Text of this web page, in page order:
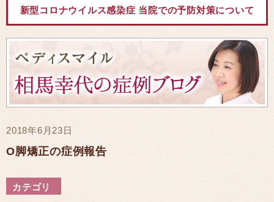
新型コロナウイルス感染症 当院での予防対策について
2018年6月23日
O脚矯正の症例報告
カテゴリ